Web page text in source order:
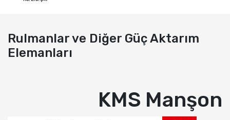
Rulmanlar ve Diğer Güç Aktarım
Elemanları
KMS Manşon